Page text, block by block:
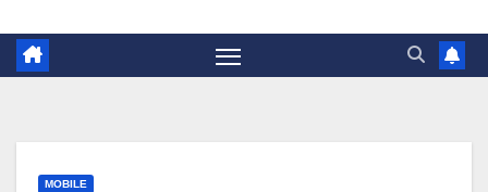
MOBILE